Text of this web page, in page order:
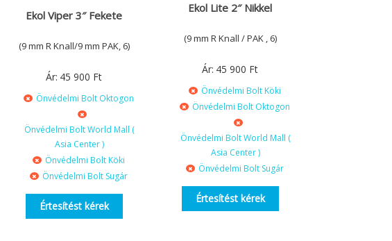
Ekol Viper 3″ Fekete
(9 mm R Knall/9 mm PAK, 6)
Ár: 45 900 Ft
Önvédelmi Bolt Oktogon
Önvédelmi Bolt World Mall (
Asia Center )
Önvédelmi Bolt Köki
Önvédelmi Bolt Sugár
Értesítést kérek
Ekol Lite 2″ Nikkel
(9 mm R Knall / PAK , 6)
Ár: 45 900 Ft
Önvédelmi Bolt Köki
Önvédelmi Bolt Oktogon
Önvédelmi Bolt World Mall (
Asia Center )
Önvédelmi Bolt Sugár
Értesítést kérek